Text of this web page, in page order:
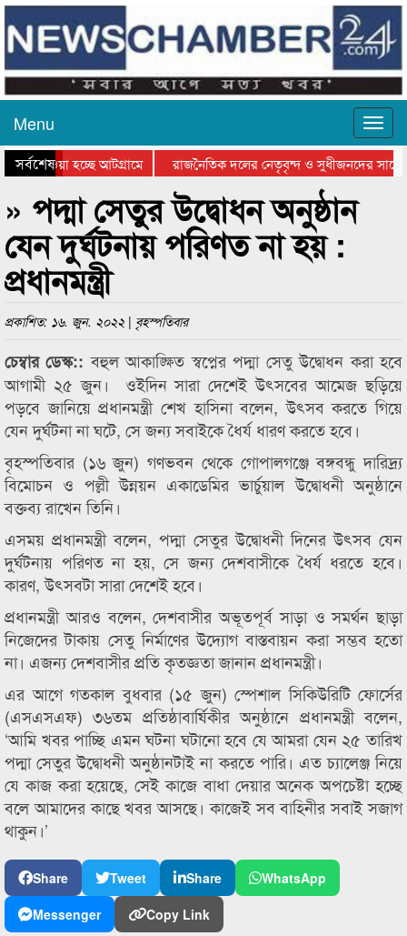
Menu
সর্বশেষ
যাওয়া হচ্ছে আটগ্রামে
রাজনৈতিক দলের নেতৃবৃন্দ ও সুধীজনদের সাথে
সিলেটে বাংলাদেশ গ্রুপ থিয়েটার
» পদ্মা সেতুর উদ্বোধন অনুষ্ঠান
যেন দুর্ঘটনায় পরিণত না হয় :
প্রধানমন্ত্রী
প্রকাশিত: ১৬. জুন. ২০২২ | বৃহস্পতিবার
চেম্বার ডেস্ক::বহুল আকাঙ্ক্ষিত স্বপ্নের পদ্মা সেতু উদ্বোধন করা হবে
আগামী ২৫ জুন। ওইদিন সারা দেশেই উৎসবের আমেজ ছড়িয়ে
পড়বে জানিয়ে প্রধানমন্ত্রী শেখ হাসিনা বলেন, উৎসব করতে গিয়ে
যেন দুর্ঘটনা না ঘটে, সে জন্য সবাইকে ধৈর্য ধারণ করতে হবে।
বৃহস্পতিবার (১৬ জুন) গণভবন থেকে গোপালগঞ্জে বঙ্গবন্ধু দারিদ্র্য
বিমোচন ও পল্লী উন্নয়ন একাডেমির ভার্চুয়াল উদ্বোধনী অনুষ্ঠানে
বক্তব্য রাখেন তিনি।
এসময় প্রধানমন্ত্রী বলেন, পদ্মা সেতুর উদ্বোধনী দিনের উৎসব যেন
দুর্ঘটনায় পরিণত না হয়, সে জন্য দেশবাসীকে ধৈর্য ধরতে হবে।
কারণ, উৎসবটা সারা দেশেই হবে।
প্রধানমন্ত্রী আরও বলেন, দেশবাসীর অভূতপূর্ব সাড়া ও সমর্থন ছাড়া
নিজেদের টাকায় সেতু নির্মাণের উদ্যোগ বাস্তবায়ন করা সম্ভব হতো
না। এজন্য দেশবাসীর প্রতি কৃতজ্ঞতা জানান প্রধানমন্ত্রী।
এর আগে গতকাল বুধবার (১৫ জুন) স্পেশাল সিকিউরিটি ফোর্সের
(এসএসএফ) ৩৬তম প্রতিষ্ঠাবার্ষিকীর অনুষ্ঠানে প্রধানমন্ত্রী বলেন,
‘আমি খবর পাচ্ছি এমন ঘটনা ঘটানো হবে যে আমরা যেন ২৫ তারিখ
পদ্মা সেতুর উদ্বোধনী অনুষ্ঠানটাই না করতে পারি। এত চ্যালেঞ্জ নিয়ে
যে কাজ করা হয়েছে, সেই কাজে বাধা দেয়ার অনেক অপচেষ্টা হচ্ছে
বলে আমাদের কাছে খবর আসছে। কাজেই সব বাহিনীর সবাই সজাগ
থাকুন।’
Share Tweet Share
WhatsApp
Messenger
Copy Link